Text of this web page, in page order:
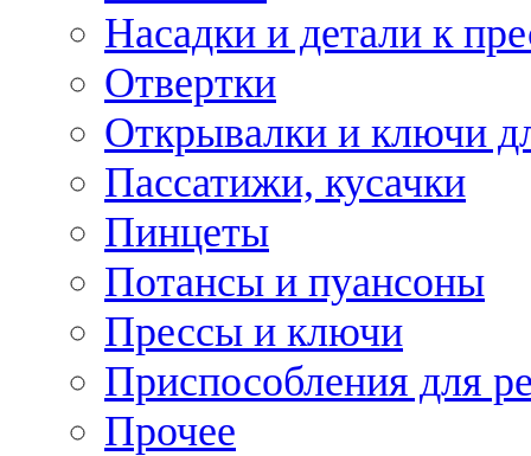
Насадки и детали к
Отвертки
Открывалки и ключи
Пассатижи, кусачки
Пинцеты
Потансы и пуансоны
Прессы и ключи
Приспособления для
Прочее